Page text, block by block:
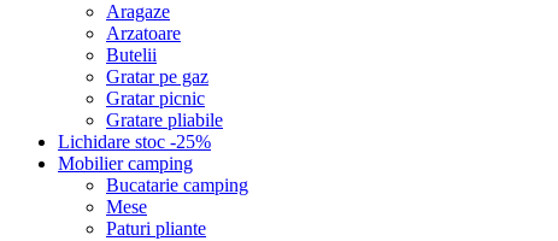
Aragaze
Arzatoare
Butelii
Gratar pe gaz
Gratar picnic
Gratare pliabile
Lichidare stoc -25%
Mobilier camping
Bucatarie camping
Mese
Paturi pliante